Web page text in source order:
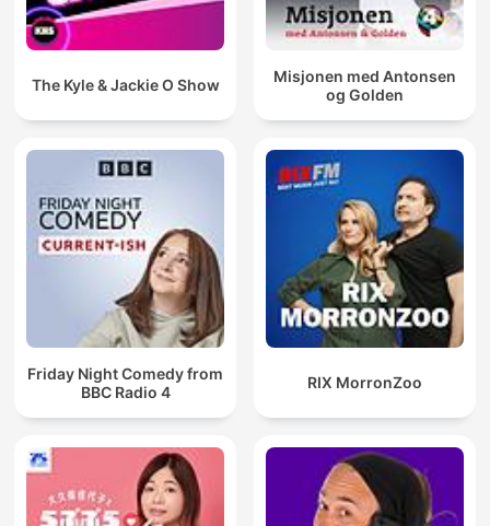
The Kyle & Jackie O Show
Misjonen med Antonsen
og Golden
Friday Night Comedy from
BBC Radio 4
RIX MorronZoo